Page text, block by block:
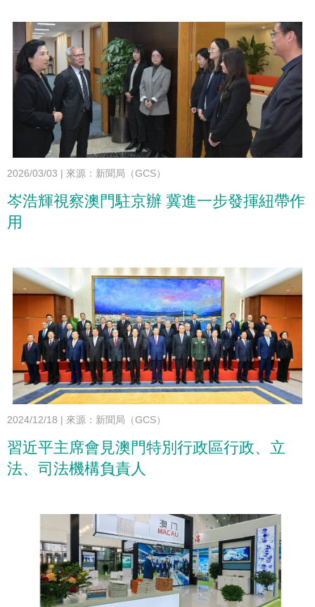
2026/03/03 | 來源：新聞局（GCS）
岑浩輝視察澳門駐京辦 冀進一步發揮紐帶作
用
2024/12/18 | 來源：新聞局（GCS）
習近平主席會見澳門特別行政區行政、立
法、司法機構負責人